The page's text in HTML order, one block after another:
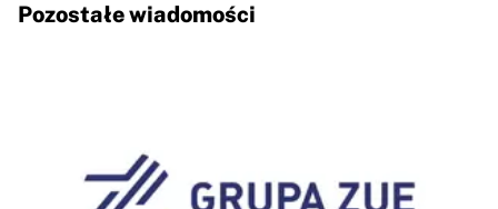
Pozostałe wiadomości